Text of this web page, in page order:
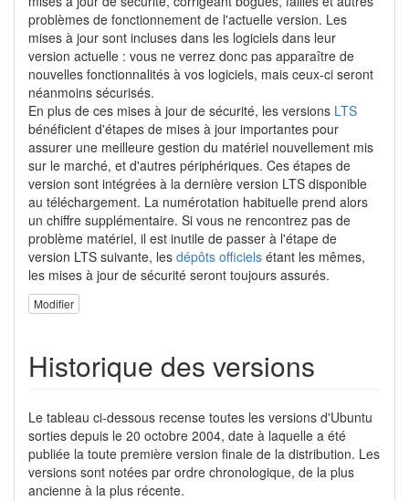
problèmes de fonctionnement de l'actuelle version. Les
mises à jour sont incluses dans les logiciels dans leur
version actuelle : vous ne verrez donc pas apparaître de
nouvelles fonctionnalités à vos logiciels, mais ceux-ci seront
néanmoins sécurisés.
En plus de ces mises à jour de sécurité, les versions LTS
bénéficient d'étapes de mises à jour importantes pour
assurer une meilleure gestion du matériel nouvellement mis
sur le marché, et d'autres périphériques. Ces étapes de
version sont intégrées à la dernière version LTS disponible
au téléchargement. La numérotation habituelle prend alors
un chiffre supplémentaire. Si vous ne rencontrez pas de
problème matériel, il est inutile de passer à l'étape de
version LTS suivante, les dépôts officiels étant les mêmes,
les mises à jour de sécurité seront toujours assurés.
Modifier
Historique des versions
Le tableau ci-dessous recense toutes les versions d'Ubuntu
sorties depuis le 20 octobre 2004, date à laquelle a été
publiée la toute première version finale de la distribution. Les
versions sont notées par ordre chronologique, de la plus
ancienne à la plus récente.